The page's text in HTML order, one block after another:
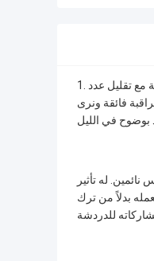
1. القبض على اللصوص سرقة مع تقليل عدد
كاميرا مراقبة فائقة ونرى
بوضوح في الليل
له تأثير
بدلاً من ترك
للدردشة